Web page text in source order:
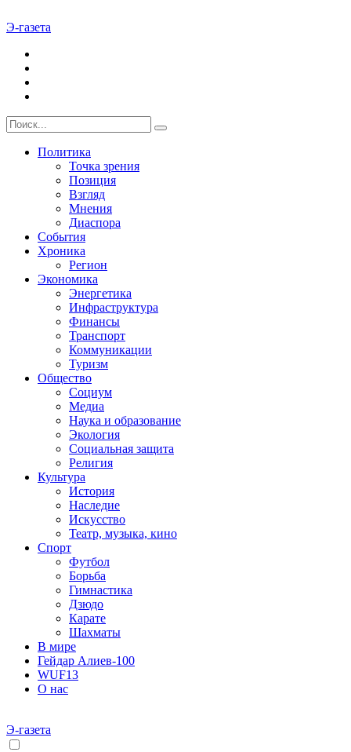
Э-газета
Политика
Точка зрения
Позиция
Взгляд
Мнения
Диаспора
События
Хроника
Регион
Экономика
Энергетика
Инфраструктура
Финансы
Транспорт
Коммуникации
Туризм
Общество
Социум
Медиа
Наука и образование
Экология
Социальная защита
Религия
Культура
История
Наследие
Искусство
Театр, музыка, кино
Спорт
Футбол
Борьба
Гимнастика
Дзюдо
Карате
Шахматы
В мире
Гейдар Алиев-100
WUF13
О нас
Э-газета